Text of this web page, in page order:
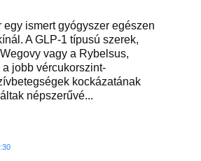
egy ismert gyógyszer egészen
A GLP-1 típusú szerek,
vagy a Rybelsus,
jobb vércukorszint-
kockázatának
népszerűvé...